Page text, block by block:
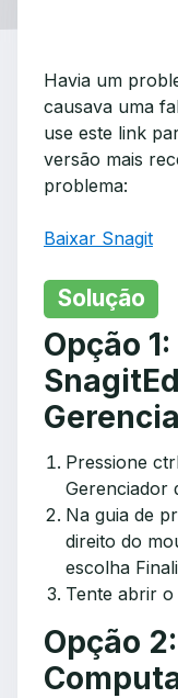
Havia um
causava uma
use este link
versão mais
problema:
Baixar Snagit
Solução
Opção
Pressione
Gerenciador
Na guia de
direito do
escolha
Tente abrir o
Opção